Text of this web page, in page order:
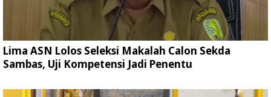
Lima ASN Lolos Seleksi Makalah Calon Sekda
Sambas, Uji Kompetensi Jadi Penentu